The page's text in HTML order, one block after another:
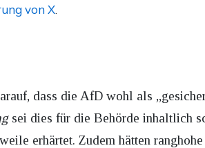
von X
dass die AfD wohl als
sei dies für die Behörde inhaltlich
erhärtet. Zudem hätten